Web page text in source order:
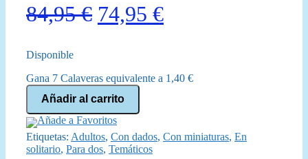
84,95€ El
era:
84,95 €.
74,95 €El
es:
Disponible
Gana 7 Calaveras equivalente a 1,40 €
Batman
Regreso
del
Caballero
Oscuro
Añadir al carrito
Añade a Favoritos
Etiquetas: Adultos, Con dados, Con miniaturas, En
solitario, Para dos, Temáticos